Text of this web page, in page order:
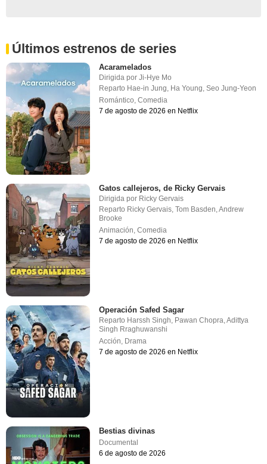
Últimos estrenos de series
Acaramelados
Dirigida porJi-Hye Mo
Reparto Hae-in Jung, Ha Young,Seo Jung-Yeon
Romántico,Comedia
7 de agosto de 2026 en Netflix
Gatos callejeros, de Ricky Gervais
Dirigida por Ricky Gervais
Reparto Ricky Gervais,Tom Basden,Andrew
Brooke
Animación,Comedia
7 de agosto de 2026 en Netflix
Operación Safed Sagar
Reparto Harssh Singh Pawan Chopra ,Adittya
Singh Rraghuwanshi
Acción Drama
7 de agosto de 2026 en Netflix
Bestias divinas
Documental
6 de agosto de 2026